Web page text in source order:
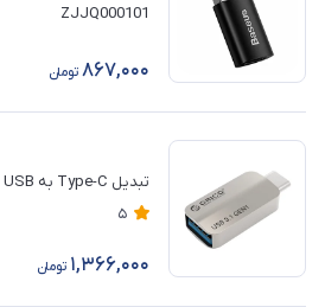
ZJJQ000101
867,000 تومان
تبدیل Type-C به USB اوریکو مدل CTA2
5
1,366,000 تومان